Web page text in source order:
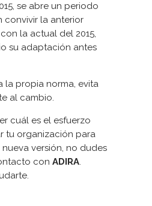
se abre un periodo
convivir la anterior
la actual del 2015,
su adaptación antes
la propia norma, evita
al cambio.
cuál es el esfuerzo
tu organización para
versión, no dudes
con ADIRA.